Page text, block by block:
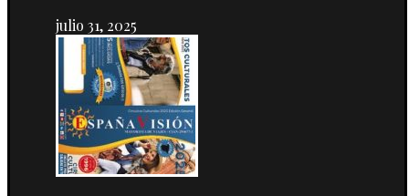
julio 31, 2025